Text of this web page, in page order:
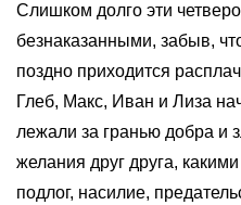
Слишком долго эти
безнаказанными, забыв,
поздно приходится
Глеб, Макс, Иван и Лиза
лежали за гранью добра и
желания друг друга,
подлог, насилие,